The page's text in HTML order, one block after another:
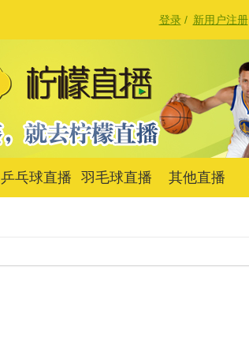
登录/ 新用户注册
乒乓球直播 羽毛球直播 其他直播